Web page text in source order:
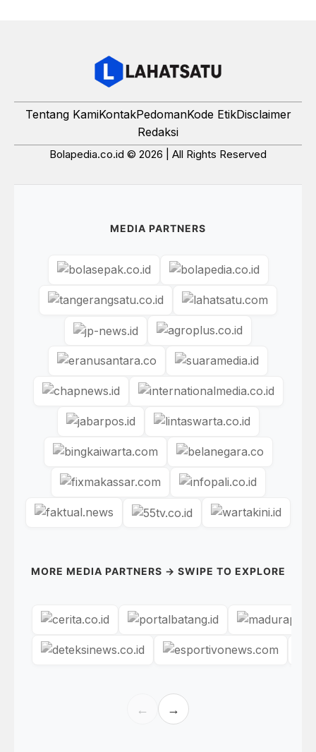
Tentang KamiKontakPedomanKode EtikDisclaimer
Redaksi
Bolapedia.co.id © 2026 | All Rights Reserved
MEDIA PARTNERS
MORE MEDIA PARTNERS → SWIPE TO EXPLORE
← →